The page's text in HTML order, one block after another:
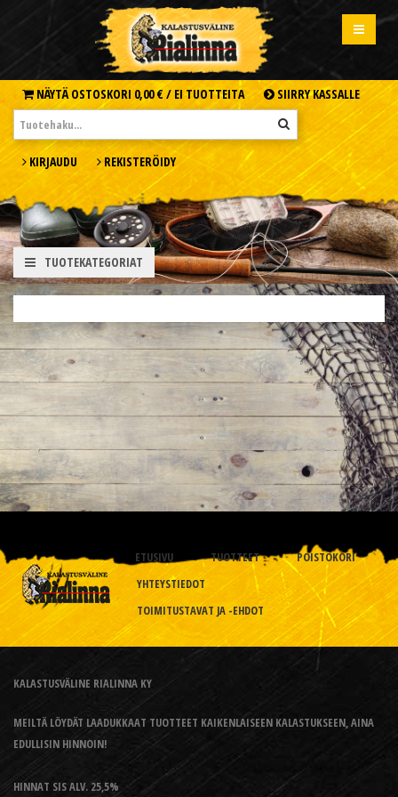
NÄYTÄ OSTOSKORI 0,00 € / EI TUOTTEITA SIIRRY KASSALLE
KIRJAUDU REKISTERÖIDY
TUOTEKATEGORIAT
ETUSIVU TUOTTEET
POISTOKORI
YHTEYSTIEDOT
TOIMITUSTAVAT JA -EHDOT
KALASTUSVÄLINE RIALINNA KY
MEILTÄ LÖYDÄT LAADUKKAAT TUOTTEET KAIKENLAISEEN KALASTUKSEEN, AINA
EDULLISIN HINNOIN!
HINNAT SIS ALV. 25,5%